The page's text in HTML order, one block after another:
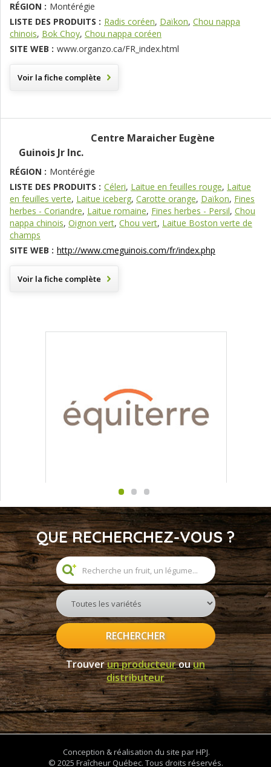
RÉGION : Montérégie
LISTE DES PRODUITS : Radis coréen, Daïkon, Chou nappa
chinois, Bok Choy, Chou nappa coréen
SITE WEB : www.organzo.ca/FR_index.html
Voir la fiche complète
Centre Maraicher Eugène
Guinois Jr Inc.
RÉGION : Montérégie
LISTE DES PRODUITS : Céleri, Laitue en feuilles rouge, Laitue
en feuilles verte, Laitue iceberg, Carotte orange, Daïkon, Fines
herbes - Coriandre, Laitue romaine, Fines herbes - Persil, Chou
nappa chinois, Oignon vert, Chou vert, Laitue Boston verte de
champs
SITE WEB : http://www.cmeguinois.com/fr/index.php
Voir la fiche complète
QUE RECHERCHEZ-VOUS ?
RECHERCHER
Trouverun producteurouun
distributeur
Conception & réalisation du site par HPJ.
© 2025 Fraîcheur Québec. Tous droits réservés.